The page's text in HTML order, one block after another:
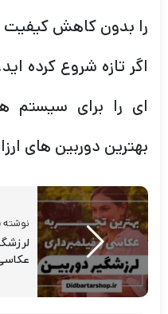
را بدون کاهش کیفیت
اگر تازه شروع کرده
ای را برای سیستم
بهترین دوربین های
نوشته